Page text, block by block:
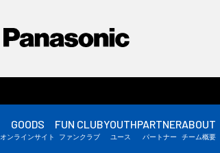
GOODS
オンラインサイト
FUN CLUB
ファンクラブ
YOUTH
ユース
PARTNER
パートナー
ABOUT
チーム概要